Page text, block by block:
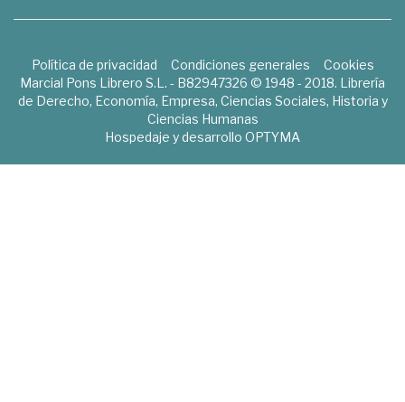
Política de privacidad Condiciones generales
Cookies
Marcial Pons Librero S.L. - B82947326 © 1948 - 2018. Librería
de Derecho, Economía, Empresa, Ciencias Sociales, Historia y
Ciencias Humanas
Hospedaje y desarrollo OPTYMA